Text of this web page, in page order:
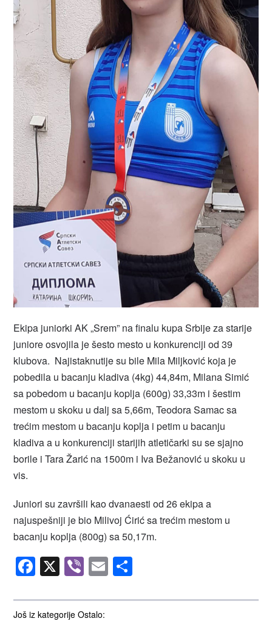
Još iz kategorije Ostalo:
Ekipa juniorki AK „Srem” na finalu kupa Srbije za starije
juniore osvojila je šesto mesto u konkurenciji od 39
klubova. Najistaknutije su bile Mila Miljković koja je
pobedila u bacanju kladiva (4kg) 44,84m, Milana Simić
sa pobedom u bacanju koplja (600g) 33,33m i šestim
mestom u skoku u dalj sa 5,66m, Teodora Samac sa
trećim mestom u bacanju koplja i petim u bacanju
kladiva a u konkurenciji starijih atletičarki su se sjajno
borile i Tara Žarić na 1500m i Iva Bežanović u skoku u
vis.
Juniori su završili kao dvanaesti od 26 ekipa a
najuspešniji je bio Milivoj Ćirić sa trećim mestom u
bacanju koplja (800g) sa 50,17m.
Facebook
X ViberEmail